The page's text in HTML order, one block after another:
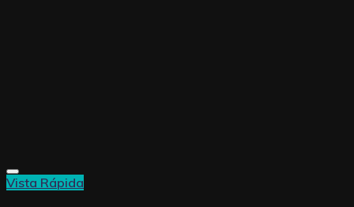
Vista Rápida